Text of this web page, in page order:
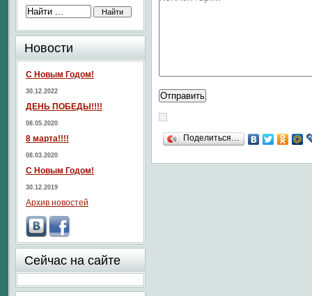
Поделиться…
Новости
С Новым Годом!
30.12.2022
ДЕНЬ ПОБЕДЫ!!!!
08.05.2020
8 марта!!!!
08.03.2020
С Новым Годом!
30.12.2019
Архив новостей
Сейчас на сайте